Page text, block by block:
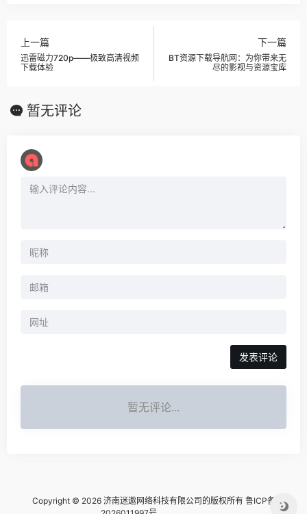
上一篇
迅雷磁力720p——极致高清视频
下载体验
下一篇
BT资源下载导航网：为你带来无
尽的影视与资源宝库
暂无评论
暂无评论...
Copyright © 2026 济南迷遨网络科技有限公司的版权所有 鲁ICP备